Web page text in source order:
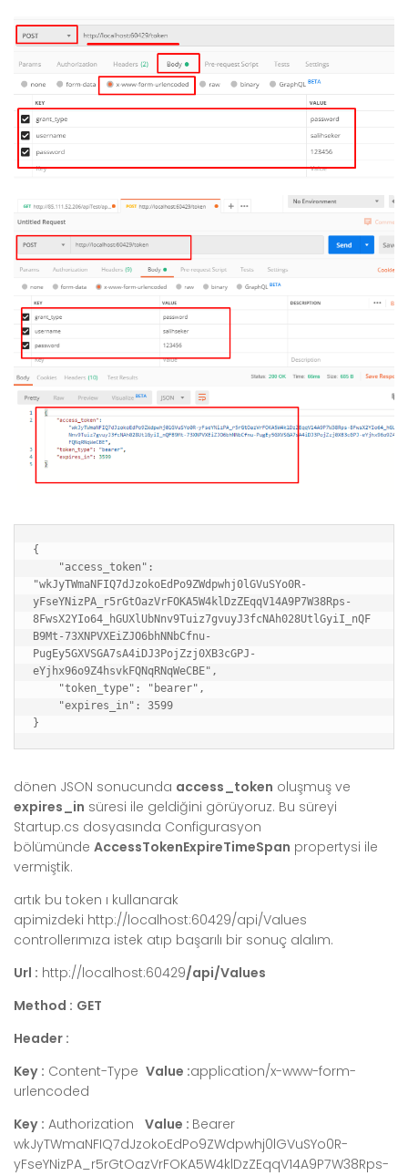
{
"wkJyTWmaNFIQ7dJzokoEdPo9ZWdpwhj0lGVuSYo0R-
yFseYNizPA_r5rGtOazVrFOKA5W4klDzZEqqV14A9P7W38Rps-
8FwsX2YIo64_hGUXlUbNnv9Tuiz7gvuyJ3fcNAh028UtlGyiI_nQF
B9Mt-73XNPVXEiZJO6bhNNbCfnu-
PugEy5GXVSGA7sA4iDJ3PojZzj0XB3cGPJ-
eYjhx96o9Z4hsvkFQNqRNqWeCBE",
}
dönen JSON sonucunda access_token oluşmuş ve
expires_in süresi ile geldiğini görüyoruz. Bu süreyi
Startup.cs dosyasında Configurasyon
bölümünde AccessTokenExpireTimeSpan propertysi ile
vermiştik.
artık bu token ı kullanarak
apimizdeki http://localhost:60429/api/Values
controllerımıza istek atıp başarılı bir sonuç alalım.
Url : http://localhost:60429/api/Values
Method : GET
Header :
Key : Content-Type Value :application/x-www-form-
urlencoded
Key : Authorization Value : Bearer
wkJyTWmaNFIQ7dJzokoEdPo9ZWdpwhj0lGVuSYo0R-
yFseYNizPA_r5rGtOazVrFOKA5W4klDzZEqqV14A9P7W38Rps-